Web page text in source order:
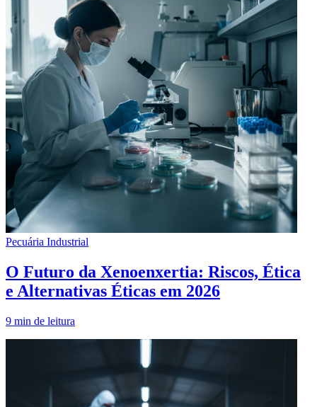
Pecuária Industrial
O Futuro da Xenoenxertia: Riscos, Ética
e Alternativas Éticas em 2026
9 min de leitura